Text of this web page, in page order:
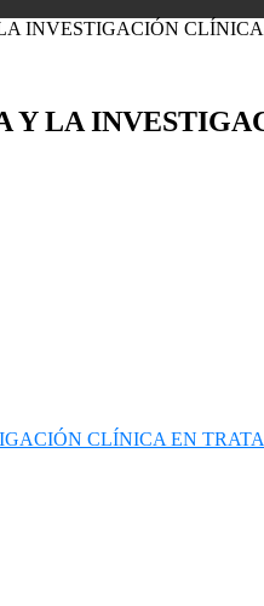
INVESTIGACIÓN
LA